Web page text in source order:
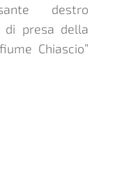
destro
di presa della
Chiascio”